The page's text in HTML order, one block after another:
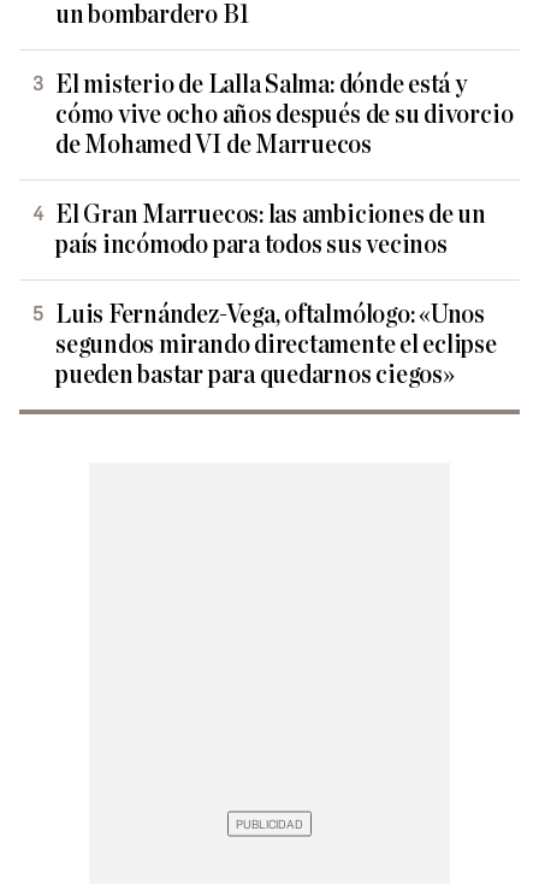
un bombardero B1
El misterio de Lalla Salma: dónde está y
cómo vive ocho años después de su divorcio
de Mohamed VI de Marruecos
El Gran Marruecos: las ambiciones de un
país incómodo para todos sus vecinos
Luis Fernández-Vega, oftalmólogo: «Unos
segundos mirando directamente el eclipse
pueden bastar para quedarnos ciegos»